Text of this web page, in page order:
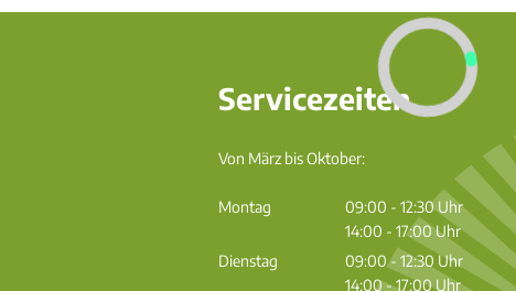
Servicezeiten
Von März bis Oktober:
Montag 09:00 - 12:30Uhr
Von 09:00 bis 12:30 Uhr
14:00 - 17:00Uhr
Von 14:00 bis 17:00 Uhr
Dienstag 09:00- 12:30 Uhr
Von 09:00 bis 12:30 Uhr
14:00-17:00Uhr